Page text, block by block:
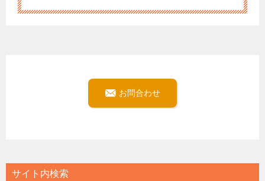
お問合わせ
サイト内検索